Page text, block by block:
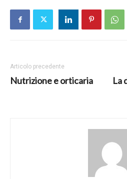
Articolo precedente
Nutrizione e orticaria
La